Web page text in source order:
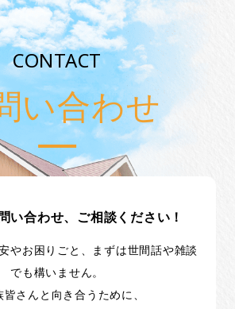
CONTACT
い合わせ
い合わせ、ご相談ください！
やお困りごと、まずは世間話や雑談
でも構いません。
皆さんと向き合うために、